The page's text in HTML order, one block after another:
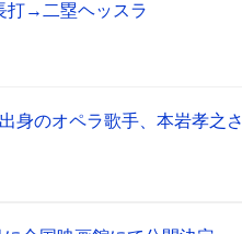
打→二塁ヘッスラ
身のオペラ歌手、本岩孝之さ